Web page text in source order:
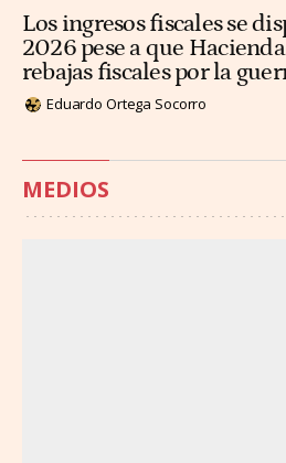
Los ingresos fiscales se
2026 pese a que
rebajas fiscales por la
Eduardo Ortega Socorro
MEDIOS